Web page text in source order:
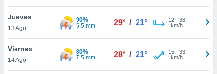
cookies
aceptar
Jueves
13 Ago
90%
5.5 mm
29° / 21° 12- 38
km/h
Viernes
14 Ago
80%
7.5 mm
28° / 21° 15- 33
km/h